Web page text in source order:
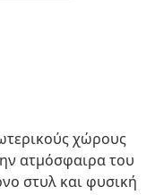
χώρους
ατμόσφαιρα του
στυλ και φυσική